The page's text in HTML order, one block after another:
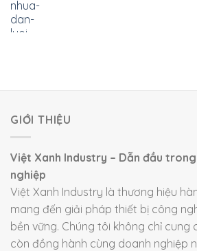
GIỚI THIỆU
Việt Xanh Industry – Dẫn đầu
nghiệp
Việt Xanh Industry là thương hiệu
mang đến giải pháp thiết bị công
bền vững. Chúng tôi không chỉ cung
còn đồng hành cùng doanh nghiệp